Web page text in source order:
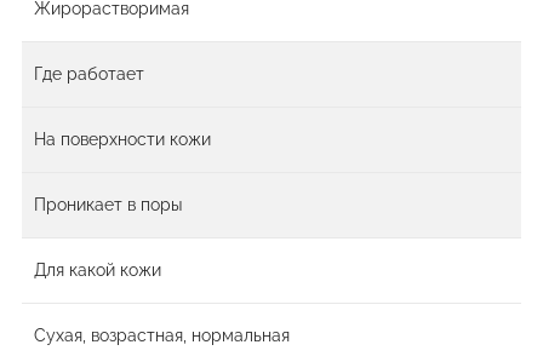
Жирорастворимая
Где работает
На поверхности кожи
Проникает в поры
Для какой кожи
Сухая, возрастная, нормальная